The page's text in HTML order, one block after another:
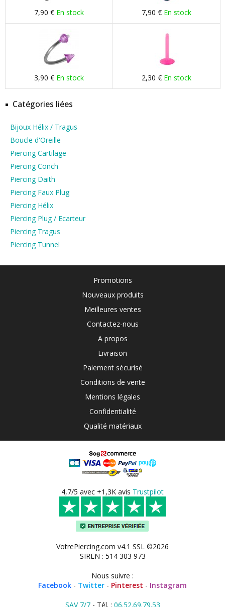
7,90 € En stock 7,90 € En stock
3,90 € En stock 2,30 € En stock
Catégories liées
Bijoux Hélix / Tragus
Boucle d'Oreille
Piercing Cartilage
Piercing Conch
Piercing Daith
Piercing Faux Plug
Piercing Hélix
Piercing Plug / Ecarteur
Piercing Tragus
Piercing Tunnel
Promotions
Nouveaux produits
Meilleures ventes
Contactez-nous
A propos
Livraison
Paiement sécurisé
Conditions de vente
Mentions légales
Confidentialité
Qualité matériaux
4,7/5 avec +1,3K avis Trustpilot
VotrePiercing.com v4.1 SSL ©2026
SIREN : 514 303 973
Nous suivre :
Facebook - Twitter - Pinterest - Instagram
SAV 7/7- Tél. : 06.52.69.79.53